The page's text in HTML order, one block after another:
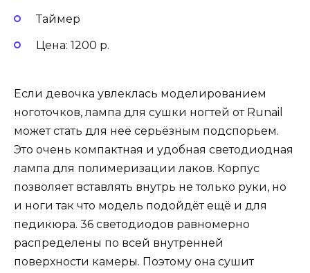
Таймер
Цена: 1200 р.
Если девочка увлеклась моделированием
ноготочков, лампа для сушки ногтей от Runail
может стать для неё серьёзным подспорьем.
Это очень компактная и удобная светодиодная
лампа для полимеризации лаков. Корпус
позволяет вставлять внутрь не только руки, но
и ноги так что модель подойдёт ещё и для
педикюра. 36 светодиодов равномерно
распределены по всей внутренней
поверхности камеры. Поэтому она сушит